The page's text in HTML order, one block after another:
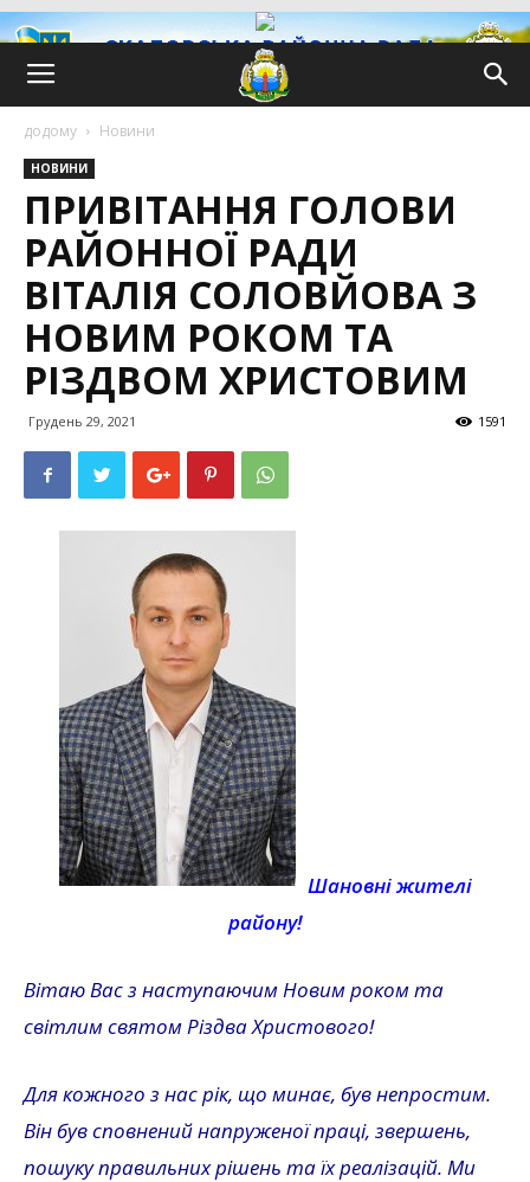
додому Новини
НОВИНИ
ПРИВІТАННЯ ГОЛОВИ
РАЙОННОЇ РАДИ
ВІТАЛІЯ СОЛОВЙОВА З
НОВИМ РОКОМ ТА
РІЗДВОМ ХРИСТОВИМ
Грудень 29, 2021 1591
Шановні жителі
району!
Вітаю Вас з наступаючим Новим роком та
світлим святом Різдва Христового!
Для кожного з нас рік, що минає, був непростим.
Він був сповнений напруженої праці, звершень,
пошуку правильних рішень та їх реалізацій. Ми